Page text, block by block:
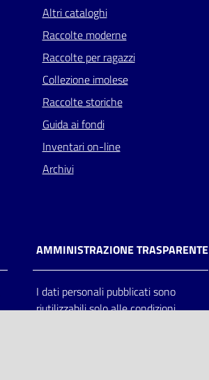
Altri cataloghi
Raccolte moderne
Raccolte per ragazzi
Collezione imolese
Raccolte storiche
Guida ai fondi
Inventari on-line
Archivi
AMMINISTRAZIONE TRASPARENTE
I dati personali pubblicati sono
riutilizzabili solo alle condizioni